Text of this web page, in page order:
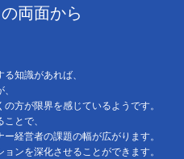
両面から
知識があれば、
方が限界を感じているようです。
とで、
経営者の課題の幅が広がります。
ンを深化させることができます。